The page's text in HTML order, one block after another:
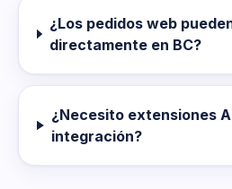
¿Los pedidos web
directamente en BC?
¿Necesito extensiones
integración?